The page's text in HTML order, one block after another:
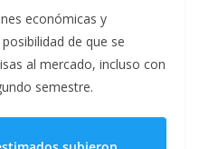
económicas y
de que se
al mercado, incluso con
semestre.